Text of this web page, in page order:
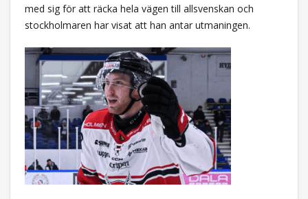
med sig för att räcka hela vägen till allsvenskan och
stockholmaren har visat att han antar utmaningen.